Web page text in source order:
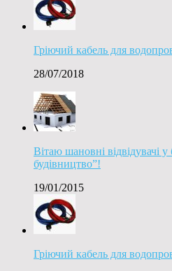
Гріючий кабель для
28/07/2018
Вітаю шановні відвідувачі у
будівництво”!
19/01/2015
Гріючий кабель для